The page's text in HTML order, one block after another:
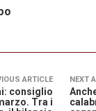
ARTICLE
consiglio
Tra i
NEXT